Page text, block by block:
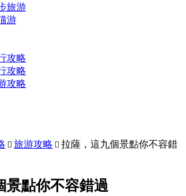
旅游
游
攻略
攻略
攻略
 旅游攻略  拉薩，這九個景點你不容錯
景點你不容錯過